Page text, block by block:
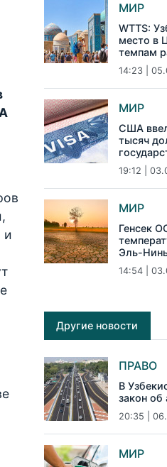
и
МИР
WTTS:
место в
темпам
14:23 |
МИР
США
тысяч
19:12 |
МИР
Генсек
Эль-
14:54 |
Другие новости
ПРАВО
В
закон
20:35 |
МИР